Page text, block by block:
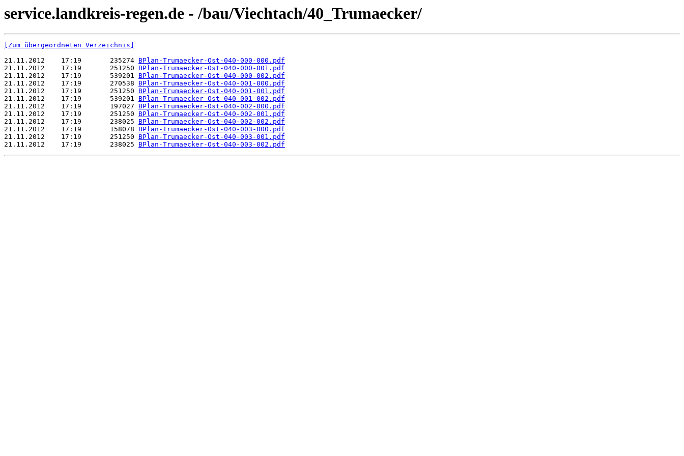
service.landkreis-regen.de - /bau/Viechtach/40_Trumaecker/
[Zum übergeordneten Verzeichnis]
21.11.2012    17:19       235274 BPlan-Trumaecker-Ost-040-000-000.pdf
21.11.2012    17:19       251250 BPlan-Trumaecker-Ost-040-000-001.pdf
21.11.2012    17:19       539201 BPlan-Trumaecker-Ost-040-000-002.pdf
21.11.2012    17:19       270538 BPlan-Trumaecker-Ost-040-001-000.pdf
21.11.2012    17:19       251250 BPlan-Trumaecker-Ost-040-001-001.pdf
21.11.2012    17:19       539201 BPlan-Trumaecker-Ost-040-001-002.pdf
21.11.2012    17:19       197027 BPlan-Trumaecker-Ost-040-002-000.pdf
21.11.2012    17:19       251250 BPlan-Trumaecker-Ost-040-002-001.pdf
21.11.2012    17:19       238025 BPlan-Trumaecker-Ost-040-002-002.pdf
21.11.2012    17:19       158078 BPlan-Trumaecker-Ost-040-003-000.pdf
21.11.2012    17:19       251250 BPlan-Trumaecker-Ost-040-003-001.pdf
21.11.2012    17:19       238025 BPlan-Trumaecker-Ost-040-003-002.pdf